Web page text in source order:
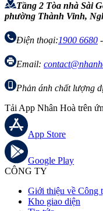
Tầng 2 Tòa nhà Sài
phường Thành Vinh,
Điện thoại:1900 6680 -
Email:
Phản ánh chất lượng
Tải App Nhân Hoà trên
App Store
Google Play
CÔNG TY
Giới thiệu về Công
Kho giao diện